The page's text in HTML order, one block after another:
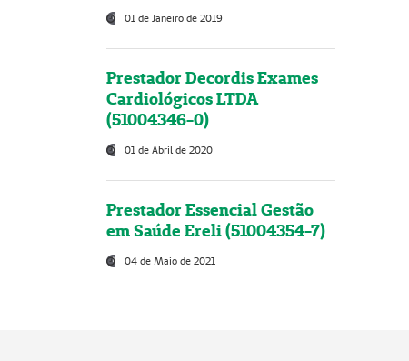
01 de Janeiro de 2019
Prestador Decordis Exames
Cardiológicos LTDA
(51004346-0)
01 de Abril de 2020
Prestador Essencial Gestão
em Saúde Ereli (51004354-7)
04 de Maio de 2021